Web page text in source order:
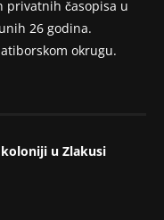
privatnih časopisa u
26 godina.
okrugu.
u Zlakusi